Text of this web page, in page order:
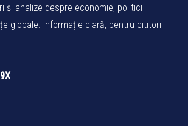
și analize despre economie, politici
globale. Informație clară, pentru cititori